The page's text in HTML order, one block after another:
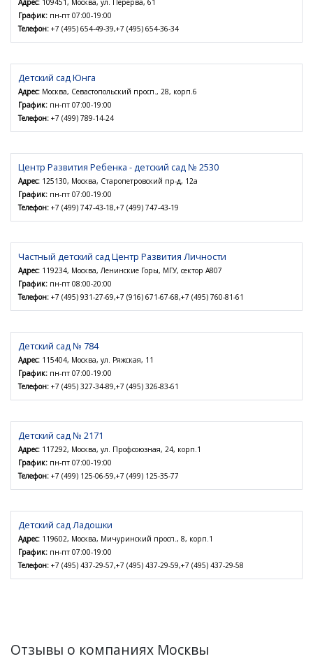
Адрес: 109451, Москва, ул. Перерва, 61
График: пн-пт 07:00-19:00
Телефон: +7 (495) 654-49-39,+7 (495) 654-36-34
Детский сад Юнга
Адрес: Москва, Севастопольский просп., 28, корп.6
График: пн-пт 07:00-19:00
Телефон: +7 (499) 789-14-24
Центр Развития Ребенка - детский сад № 2530
Адрес: 125130, Москва, Старопетровский пр-д, 12а
График: пн-пт 07:00-19:00
Телефон: +7 (499) 747-43-18,+7 (499) 747-43-19
Частный детский сад Центр Развития Личности
Адрес: 119234, Москва, Ленинские Горы, МГУ, сектор А807
График: пн-пт 08:00-20:00
Телефон: +7 (495) 931-27-69,+7 (916) 671-67-68,+7 (495) 760-81-61
Детский сад № 784
Адрес: 115404, Москва, ул. Ряжская, 11
График: пн-пт 07:00-19:00
Телефон: +7 (495) 327-34-89,+7 (495) 326-83-61
Детский сад № 2171
Адрес: 117292, Москва, ул. Профсоюзная, 24, корп.1
График: пн-пт 07:00-19:00
Телефон: +7 (499) 125-06-59,+7 (499) 125-35-77
Детский сад Ладошки
Адрес: 119602, Москва, Мичуринский просп., 8, корп.1
График: пн-пт 07:00-19:00
Телефон: +7 (495) 437-29-57,+7 (495) 437-29-59,+7 (495) 437-29-58
Отзывы о компаниях Москвы